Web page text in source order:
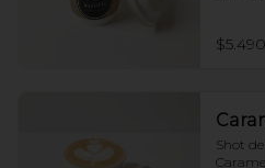
$5.490
Shot